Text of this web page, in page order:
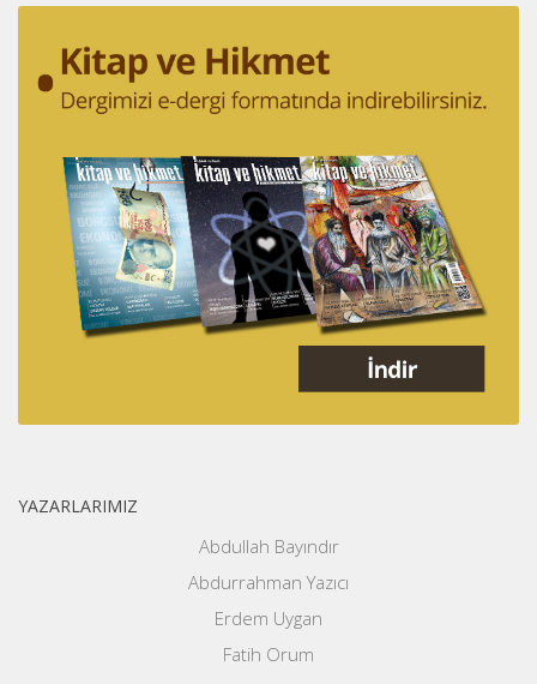
YAZARLARIMIZ
Abdullah Bayındır
Abdurrahman Yazıcı
Erdem Uygan
Fatih Orum